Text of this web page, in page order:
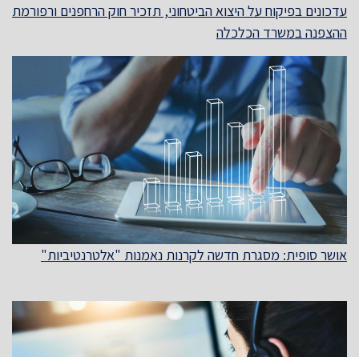
עדכונים בפיקוח על היצוא הביטחוני, תזכיר חוק הרחפנים ורפורמת
ההצפנה במשרד הכלכלה
אושר סופית: מסגרת חדשה לקרנות נאמנות "אלטרנטיביות"